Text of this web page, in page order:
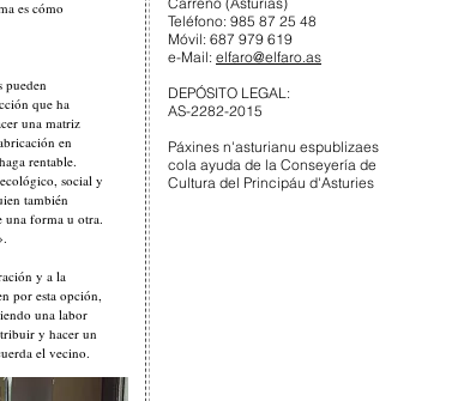
es cómo
pueden
que ha
una matriz
en
rentable.
social y
también
una forma u otra.
y a la
por esta opción,
una labor
y hacer un
el vecino.
Teléfono: 985 87 25 48
Móvil: 687 979 619
e-Mail: elfaro@elfaro.as
DEPÓSITO LEGAL:
AS-2282-2015
Páxines n'asturianu espublizaes
cola ayuda de la Conseyería de
Cultura del Principáu d'Asturies